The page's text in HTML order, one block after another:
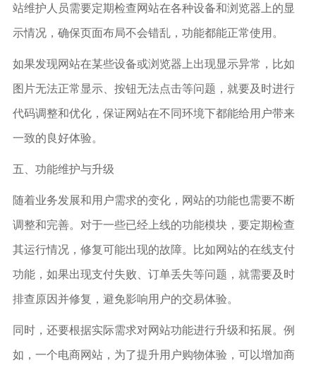
站维护人员需要定期检查网站在各种设备和浏览器上的显
示情况，确保页面布局不会错乱，功能都能正常使用。
如果发现网站在某些设备或浏览器上出现显示异常，比如
图片无法正常显示、按钮无法点击等问题，就要及时进行
代码调整和优化，保证网站在不同环境下都能给用户带来
一致的良好体验。
五、功能维护与升级
随着业务发展和用户需求的变化，网站的功能也需要不断
调整和完善。对于一些已经上线的功能模块，要定期检查
其运行情况，修复可能出现的故障。比如网站的在线支付
功能，如果出现支付失败、订单丢失等问题，就需要及时
排查原因并修复，避免影响用户的交易体验。
同时，还要根据实际需求对网站功能进行升级和拓展。例
如，一个电商网站，为了提升用户购物体验，可以增加商